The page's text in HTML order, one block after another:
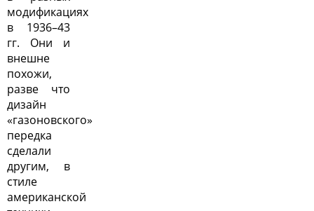
модификациях
в 1936–43
гг. Они и
внешне
похожи,
разве что
дизайн
«газоновского»
передка
сделали
другим, в
стиле
американской